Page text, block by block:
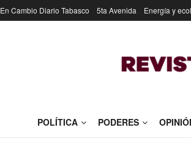
En Cambio Diario Tabasco 5ta Avenida Energía y
POLÍTICA PODERES